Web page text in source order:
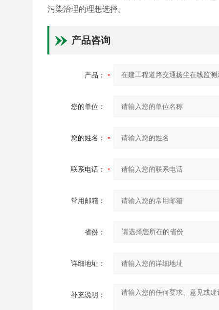
污染治理的理想选择。
产品咨询
产品：
您的单位：
您的姓名：
联系电话：
常用邮箱：
省份：
详细地址：
补充说明：